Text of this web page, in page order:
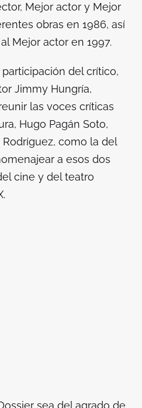
Mejor actor y Mejor
obras en 1986, así
Mejor actor en 1997.
del crítico,
Jimmy Hungría,
las voces críticas
Hugo Pagán Soto,
Rodríguez, como la del
a esos dos
cine y del teatro
sea del agrado de